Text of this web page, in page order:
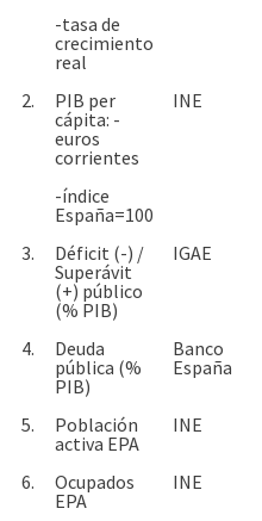
-tasa de
crecimiento
real
2.
PIB per
cápita: -
euros
corrientes
INE
-índice
España=100
3.
Déficit (-) /
Superávit
(+) público
(% PIB)
IGAE
4.
Deuda
pública (%
PIB)
Banco
España
5.
Población
activa EPA
INE
6.
Ocupados
EPA
INE